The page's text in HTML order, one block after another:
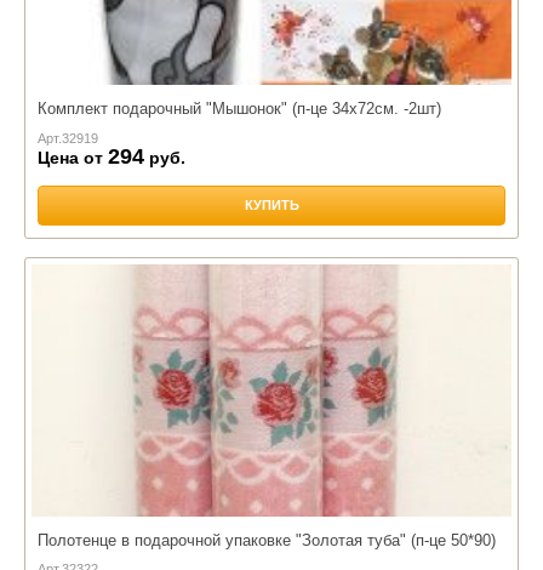
Комплект подарочный "Мышонок" (п-це 34х72см. -2шт)
Арт.32919
Цена от 294 руб.
КУПИТЬ
Полотенце в подарочной упаковке "Золотая туба" (п-це 50*90)